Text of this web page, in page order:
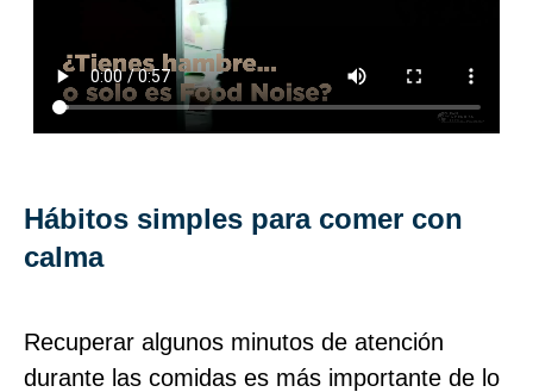
Hábitos simples para comer con
calma
Recuperar algunos minutos de atención
durante las comidas es más importante de lo